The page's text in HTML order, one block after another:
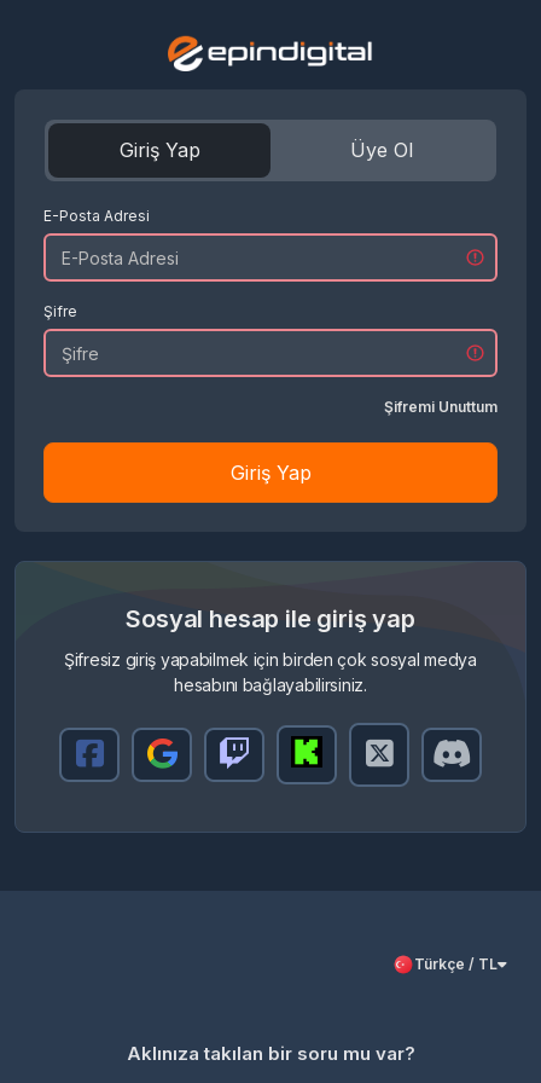
Giriş Yap Üye Ol
E-Posta Adresi
Şifre
Şifremi Unuttum
Giriş Yap
Sosyal hesap ile giriş yap
Şifresiz giriş yapabilmek için birden çok sosyal medya
hesabını bağlayabilirsiniz.
Türkçe / TL
Aklınıza takılan bir soru mu var?